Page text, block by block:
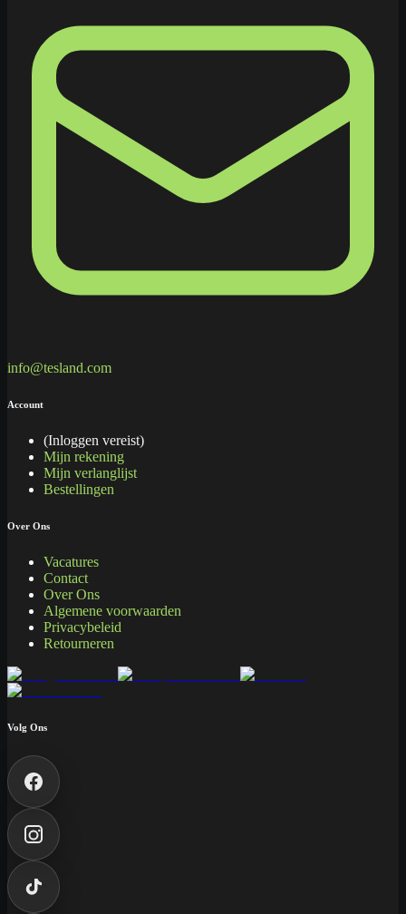
info@tesland.com
Account
(Inloggen vereist)
Mijn rekening
Mijn verlanglijst
Bestellingen
Over Ons
Vacatures
Contact
Over Ons
Algemene voorwaarden
Privacybeleid
Retourneren
Volg Ons